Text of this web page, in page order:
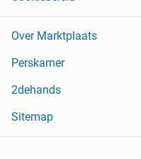
Over Marktplaats
Perskamer
2dehands
Sitemap